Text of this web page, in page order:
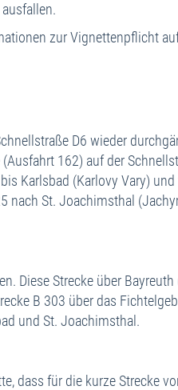
zur Vignettenpflicht
D6 wieder
162) auf der
Karlsbad (Karlovy Vary)
nach St. Joachimsthal
Diese Strecke über
B 303 über das
und St. Joachimsthal.
dass für die kurze Strecke